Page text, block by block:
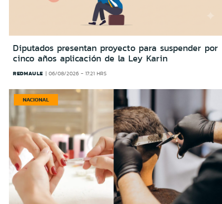
Diputados presentan proyecto para suspender por
cinco años aplicación de la Ley Karin
REDMAULE 06/08/2026 - 17:21 HRS
NACIONAL